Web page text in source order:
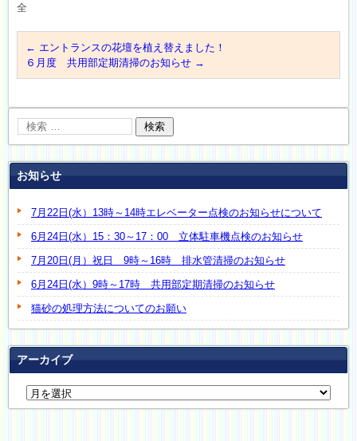
全
← エントランスの花壇を植え替えました！
６月度 共用部定期清掃のお知らせ →
お知らせ
7月22日(水）13時～14時エレベーター点検のお知らせについて
6月24日(水）15：30～17：00 立体駐車機点検のお知らせ
7月20日(月）祝日 9時～16時 排水管清掃のお知らせ
6月24日(水）9時～17時 共用部定期清掃のお知らせ
猫砂の処理方法についてのお願い
アーカイブ